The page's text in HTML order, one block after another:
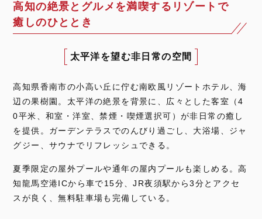
高知の絶景とグルメを満喫するリゾートで
癒しのひととき
太平洋を望む非日常の空間
高知県香南市の小高い丘に佇む南欧風リゾートホテル、海
辺の果樹園。太平洋の絶景を背景に、広々とした客室（4
0平米、和室・洋室、禁煙・喫煙選択可）が非日常の癒し
を提供。ガーデンテラスでのんびり過ごし、大浴場、ジャ
グジー、サウナでリフレッシュできる。
夏季限定の屋外プールや通年の屋内プールも楽しめる。高
知龍馬空港ICから車で15分、JR夜須駅から3分とアクセ
スが良く、無料駐車場も完備している。